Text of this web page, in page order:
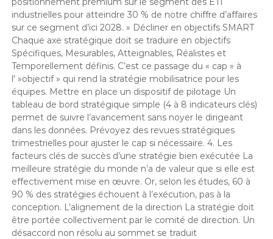
industrielles pour atteindre 30 % de notre chiffre d’affaires
sur ce segment d’ici 2028. » Décliner en objectifs SMART
Chaque axe stratégique doit se traduire en objectifs
Spécifiques, Mesurables, Atteignables, Réalistes et
Temporellement définis. C’est ce passage du « cap » à
l' »objectif » qui rend la stratégie mobilisatrice pour les
équipes. Mettre en place un dispositif de pilotage Un
tableau de bord stratégique simple (4 à 8 indicateurs clés)
permet de suivre l’avancement sans noyer le dirigeant
dans les données. Prévoyez des revues stratégiques
trimestrielles pour ajuster le cap si nécessaire. 4. Les
facteurs clés de succès d’une stratégie bien exécutée La
meilleure stratégie du monde n’a de valeur que si elle est
effectivement mise en œuvre. Or, selon les études, 60 à
90 % des stratégies échouent à l’exécution, pas à la
conception. L’alignement de la direction La stratégie doit
être portée collectivement par le comité de direction. Un
désaccord non résolu au sommet se traduit